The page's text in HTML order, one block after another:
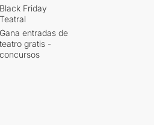
Black Friday
Teatral
Gana entradas de
teatro gratis -
concursos